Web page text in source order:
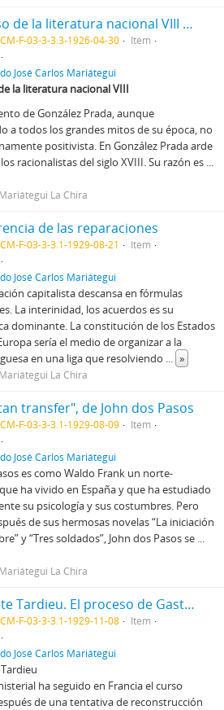
El proceso de la literatura nacional VIII [Recorte de prensa]
F-03-3-3.3-1926-04-30
Item
José Carlos Mariátegui
la literatura nacional VIII
de González Prada, aunque
a todos los grandes mitos de su época, no
positivista. En González Prada arde
racionalistas del siglo XVIII. Su razón es ...
La Chira
de las reparaciones
F-03-3-3.1-1929-08-21
Item
José Carlos Mariátegui
capitalista descansa en fórmulas
La interinidad, los acuerdos es su
dominante. La constitución de los Estados
sería el medio de organizar a la
en una liga que resolviendo ... »
La Chira
transfer", de John dos Pasos
F-03-3-3.1-1929-08-09
Item
José Carlos Mariátegui
es como Waldo Frank un norte-
ha vivido en España y que ha estudiado
su psicología y sus costumbres. Pero
de sus hermosas novelas “La iniciación
y “Tres soldados”, John dos Pasos se ...
La Chira
El gabinete Tardieu. El proceso de Gastonia. Las relaciones anglo-rusas
F-03-3-3.1-1929-11-08
Item
José Carlos Mariátegui
ha seguido en Francia el curso
de una tentativa de reconstrucción